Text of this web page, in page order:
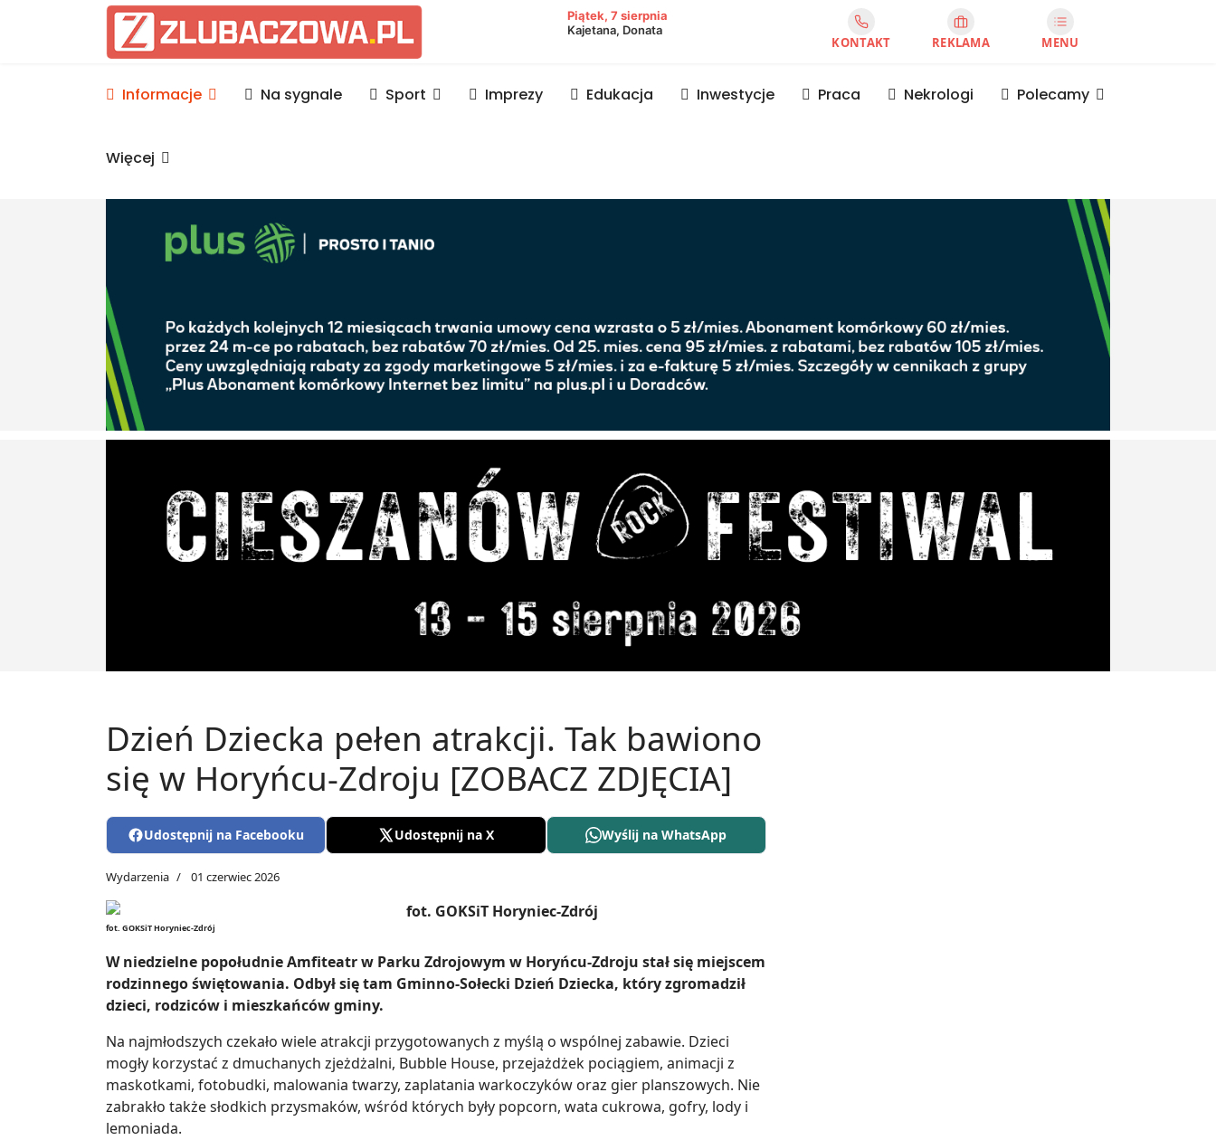
Informacje Lubaczów, powiat lubaczowski
Piątek, 7 sierpnia
Kajetana, Donata
KONTAKT REKLAMA MENU
Informacje Na sygnale Sport Imprezy Edukacja Inwestycje Praca Nekrologi Polecamy
Więcej
Dzień Dziecka pełen atrakcji. Tak bawiono
się w Horyńcu-Zdroju [ZOBACZ ZDJĘCIA]
Udostępnij na Facebooku Udostępnij na X Wyślij na WhatsApp
Wydarzenia 01 czerwiec 2026
fot. GOKSiT Horyniec-Zdrój
W niedzielne popołudnie Amfiteatr w Parku Zdrojowym w Horyńcu-Zdroju stał się miejscem
rodzinnego świętowania. Odbył się tam Gminno-Sołecki Dzień Dziecka, który zgromadził
dzieci, rodziców i mieszkańców gminy.
Na najmłodszych czekało wiele atrakcji przygotowanych z myślą o wspólnej zabawie. Dzieci
mogły korzystać z dmuchanych zjeżdżalni, Bubble House, przejażdżek pociągiem, animacji z
maskotkami, fotobudki, malowania twarzy, zaplatania warkoczyków oraz gier planszowych. Nie
zabrakło także słodkich przysmaków, wśród których były popcorn, wata cukrowa, gofry, lody i
lemoniada.